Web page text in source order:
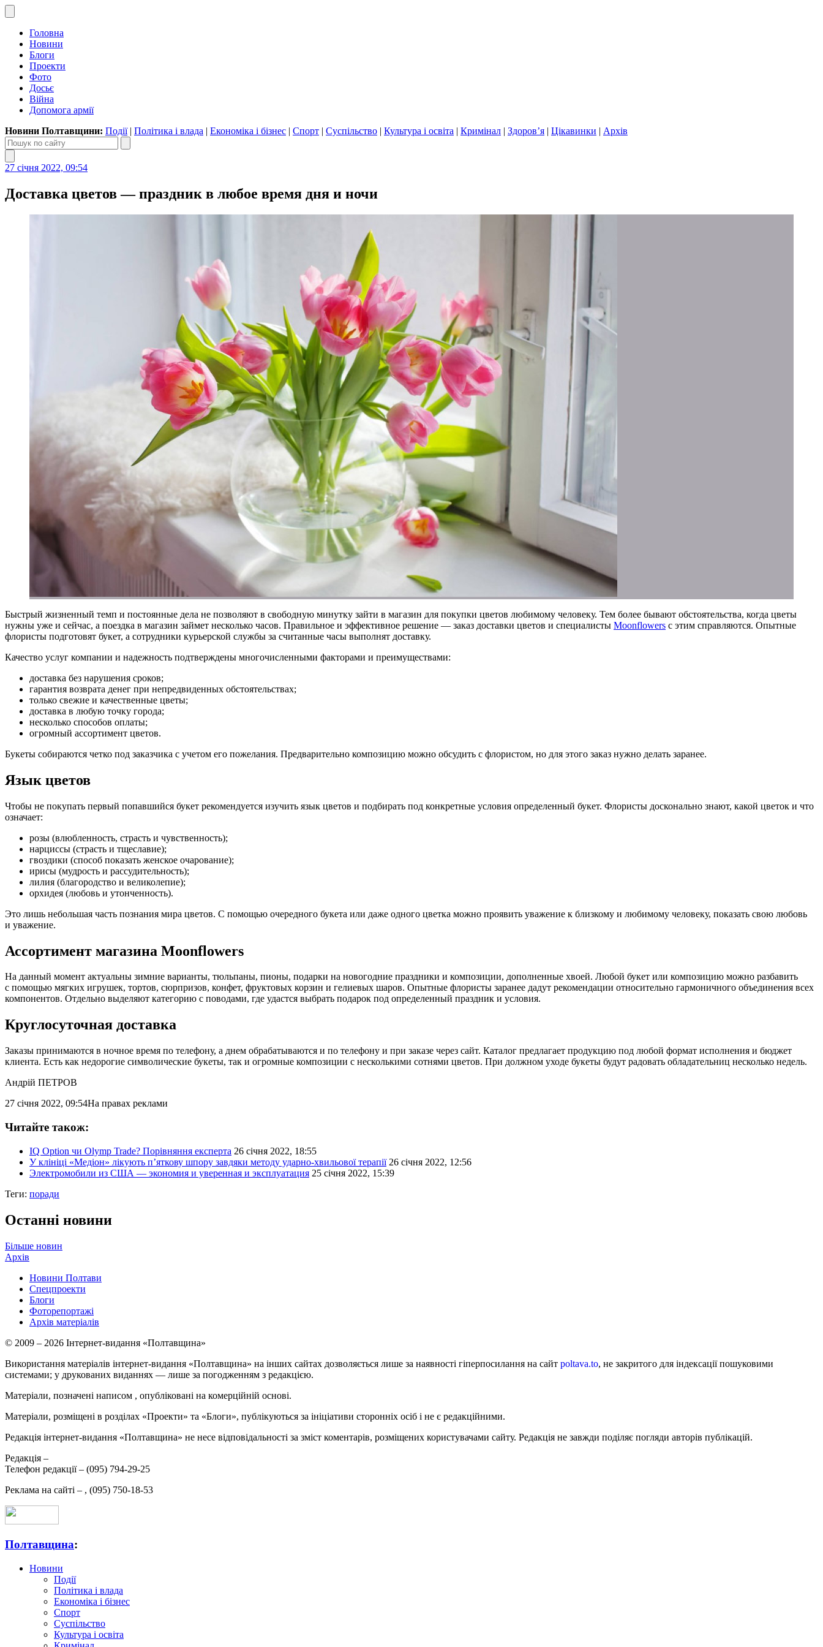
Головна
Новини
Блоги
Проекти
Фото
Досьє
Війна
Допомога армії
Новини Полтавщини: Події| Політика і влада | Економіка і бізнес | Спорт | Суспільство | Культура і освіта | Кримінал | Здоров’я | Цікавинки | Архів
27 січня 2022, 09:54
Доставка цветов — праздник в любое время дня и ночи
Быстрый жизненный темп и постоянные дела не позволяют в свободную минутку зайти в магазин для покупки цветов любимому человеку. Тем более бывают обстоятельства, когда цветы
нужны уже и сейчас, а поездка в магазин займет несколько часов. Правильное и эффективное решение — заказ доставки цветов и специалисты Moonflowers с этим справляются. Опытные
флористы подготовят букет, а сотрудники курьерской службы за считанные часы выполнят доставку.
Качество услуг компании и надежность подтверждены многочисленными факторами и преимуществами:
доставка без нарушения сроков;
гарантия возврата денег при непредвиденных обстоятельствах;
только свежие и качественные цветы;
доставка в любую точку города;
несколько способов оплаты;
огромный ассортимент цветов.
Букеты собираются четко под заказчика с учетом его пожелания. Предварительно композицию можно обсудить с флористом, но для этого заказ нужно делать заранее.
Язык цветов
Чтобы не покупать первый попавшийся букет рекомендуется изучить язык цветов и подбирать под конкретные условия определенный букет. Флористы досконально знают, какой цветок и что
означает:
розы (влюбленность, страсть и чувственность);
нарциссы (страсть и тщеславие);
гвоздики (способ показать женское очарование);
ирисы (мудрость и рассудительность);
лилия (благородство и великолепие);
орхидея (любовь и утонченность).
Это лишь небольшая часть познания мира цветов. С помощью очередного букета или даже одного цветка можно проявить уважение к близкому и любимому человеку, показать свою любовь
и уважение.
Ассортимент магазина Moonflowers
На данный момент актуальны зимние варианты, тюльпаны, пионы, подарки на новогодние праздники и композиции, дополненные хвоей. Любой букет или композицию можно разбавить
с помощью мягких игрушек, тортов, сюрпризов, конфет, фруктовых корзин и гелиевых шаров. Опытные флористы заранее дадут рекомендации относительно гармоничного объединения всех
компонентов. Отдельно выделяют категорию с поводами, где удастся выбрать подарок под определенный праздник и условия.
Круглосуточная доставка
Заказы принимаются в ночное время по телефону, а днем обрабатываются и по телефону и при заказе через сайт. Каталог предлагает продукцию под любой формат исполнения и бюджет
клиента. Есть как недорогие символические букеты, так и огромные композиции с несколькими сотнями цветов. При должном уходе букеты будут радовать обладательниц несколько недель.
Андрій ПЕТРОВ
27 січня 2022, 09:54На правах реклами
Читайте також:
IQ Option чи Olymp Trade? Порівняння експерта 26 січня 2022, 18:55
У клініці «Медіон» лікують п’яткову шпору завдяки методу ударно-хвильової терапії 26 січня 2022, 12:56
Электромобили из США — экономия и уверенная и эксплуатация 25 січня 2022, 15:39
Теги: поради
Останні новини
Більше новин
Архів
Новини Полтави
Спецпроекти
Блоги
Фоторепортажі
Архів матеріалів
© 2009 – 2026 Інтернет-видання «Полтавщина»
Використання матеріалів інтернет-видання «Полтавщина» на інших сайтах дозволяється лише за наявності гіперпосилання на сайт poltava.to, не закритого для індексації пошуковими
системами; у друкованих виданнях — лише за погодженням з редакцією.
Матеріали, позначені написом , опубліковані на комерційній основі.
Матеріали, розміщені в розділах «Проекти» та «Блоги», публікуються за ініціативи сторонніх осіб і не є редакційними.
Редакція інтернет-видання «Полтавщина» не несе відповідальності за зміст коментарів, розміщених користувачами сайту. Редакція не завжди поділяє погляди авторів публікацій.
Редакція –
Телефон редакції – (095) 794-29-25
Реклама на сайті – , (095) 750-18-53
Полтавщина:
Новини
Події
Політика і влада
Економіка і бізнес
Спорт
Суспільство
Культура і освіта